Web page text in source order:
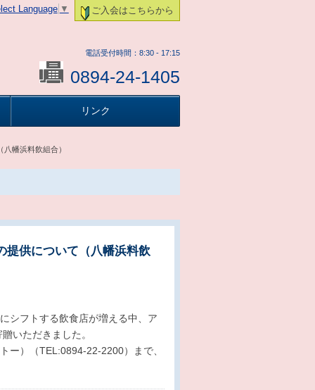
ご入会はこちらから
Language ▼
電話受付時間：8:30 - 17:15
0894-24-1405
リンク
幡浜料飲組合）
提供について（八幡浜料飲
シフトする飲食店が増える中、ア
いただきました。
ー）（TEL:0894-22-2200）まで、